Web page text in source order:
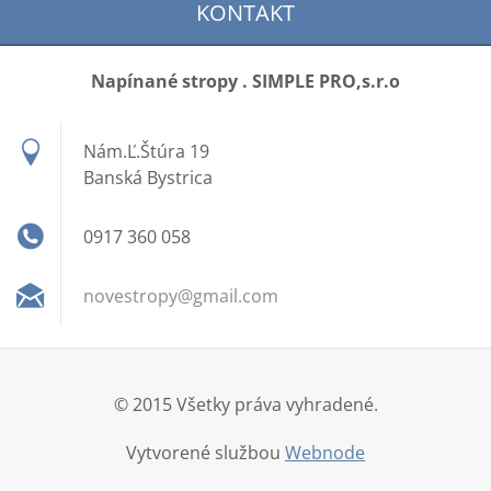
KONTAKT
Napínané stropy . SIMPLE PRO,s.r.o
Nám.Ľ.Štúra 19
Banská Bystrica
0917 360 058
novestropy@gmail.com
© 2015 Všetky práva vyhradené.
Vytvorené službou Webnode